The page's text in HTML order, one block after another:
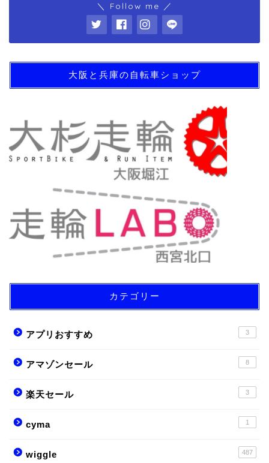
＼ Follow me ／
大阪と兵庫の自転車ショップ
カテゴリー
アプリおすすめ 3
アマゾンセール 8
楽天セール 3
cyma 1
wiggle 487